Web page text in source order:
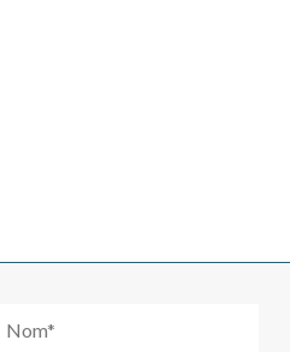
Nom*